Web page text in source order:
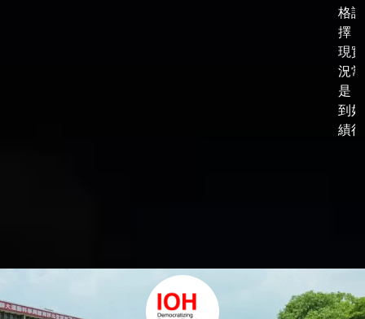
格
擇
現
況常
是
到
績